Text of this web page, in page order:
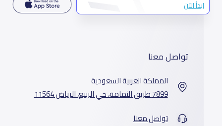
ابدأ الآن
تواصل معنا
المملكة العربية السعودية
7899 طريق الثمامة، حي الربيع، الرياض 11564
تواصل معنا